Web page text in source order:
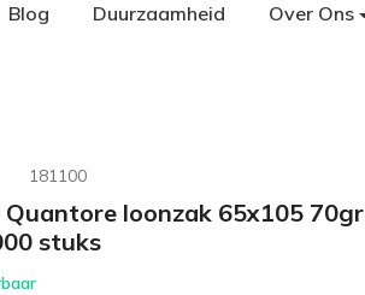
Blog Duurzaamheid Over Ons
181100
Quantore loonzak 65x105 70gr
stuks